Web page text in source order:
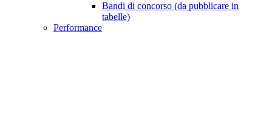
Bandi di concorso (da pubblicare in
tabelle)
Performance